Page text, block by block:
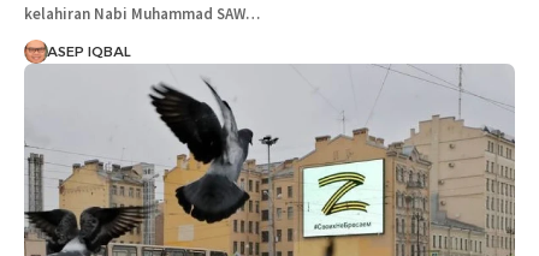
kelahiran Nabi Muhammad SAW…
ASEP IQBAL